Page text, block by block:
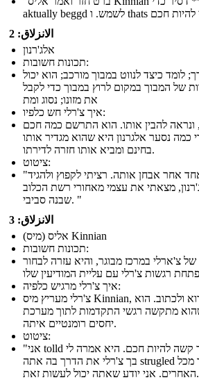
الانزلاق: 2
אלג'רנון
תכונות חשובות:
לומד כיצד לנווט במבוך מורכב; הוא יכול
של המבוך במקום לרוץ במבוך כדי לקבל
את מזונו; נסוג ומת
איך צ'רלי חש כלפיו:
ונראה להבין אותו. הוא התרשם כמה חכם
כמה נסער אלגרנון היא שהוא מגדיר אותו
בחינם ומביא אותו חזרה לדירתו.
ציטוט:
"הפרופסורים עשו טעות, ולא אף אחד אחר אבחן אותה. רציתי לקפוץ ולהגיד
מצאתי את עצמי מאחורי רשת הכלוב
שבנה סביבי. "
الانزلاق: 3
אליס (מיס) Kinnian
תכונות חשובות:
של צ'ארלי במרכז מבוגר, והיא עזרה לבחור
רגשות צ'רלי עם עליית המודיעין שלו
איך צ'רלי מרגיש כלפיה:
צ'רלי מעריץ מיס Kinnian, ומזכה אותה עם היותו מסוגל לקרוא ולכתוב. הוא
שהוא מתקשה רגשי התקדמות לתוך מערכת
יחסים רומנטיים איתה.
ציטוט:
"אני tolld לה שאני מנסה מאוד קשה להיות חכם. היא אמרה לי confidense
בך צ'רלי את הדרך בה אתה strugled כל כך הרבה קנים טקס טוב יותר מכל
זאת."